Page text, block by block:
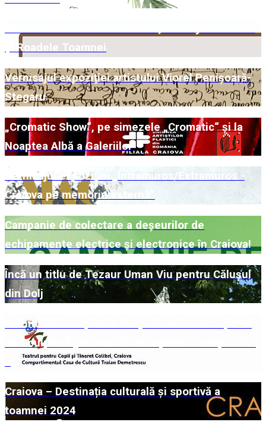
și Roadele Toamnei
Vernisajul expoziției artistului Viorel Penișoară-
Stegaru
„Cromatic Show“, pe simezele „Cromatic“ și la
Noaptea Albă a Galeriilor
Vernisajul expoziției „Intramuros/Extramuros -
Craiova pe memorie externă”
Campanie de colectare a deșeurilor de
echipamente electrice și electronice în Craiova!
Încă un titlu de Tezaur Uman Viu pentru Călușul
din Dolj
Infinitul brâncușian la Simpozionul Internațional
de Sculptură „Drumuri brâncușiene“ - ediția a XI-
Craiova – Destinația culturală și sportivă a
toamnei 2024